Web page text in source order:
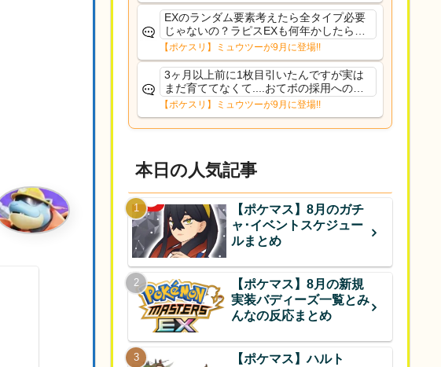
EXのランダム要素考えたら全タイプ必要
じゃないの？ラピスEXも何年かしたら来
るだろうし後から厳選したい育てたいっ
て思ってもどうにもならないのがこのゲ
ームだしな
【ポケスリ】ミュウツーが9月に登場!!
3ヶ月以上前に1枚目引いたんですが実は
まだ育ててなくて....おてボの採用への影
響は勉強になります。ありがとうござい
ますオイルはだいぶ強めのABBレントラ
ーいて芋の方が不安なんで1枚目にしよう
【ポケスリ】ミュウツーが9月に登場!!
本日の人気記事
【ポケマス】8月のガチ
ャ･イベントスケジュー
ルまとめ
【ポケマス】8月の新規
実装バディーズ一覧とみ
んなの反応まとめ
【ポケマス】ハルト